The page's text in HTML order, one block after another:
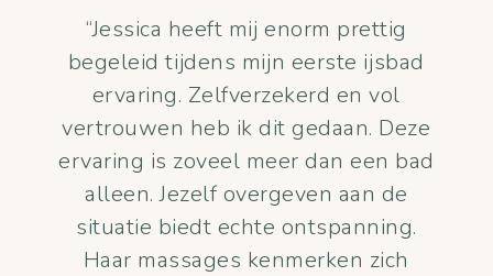
“Jessica heeft mij enorm prettig
begeleid tijdens mijn eerste ijsbad
ervaring. Zelfverzekerd en vol
vertrouwen heb ik dit gedaan. Deze
ervaring is zoveel meer dan een bad
alleen. Jezelf overgeven aan de
situatie biedt echte ontspanning.
Haar massages kenmerken zich